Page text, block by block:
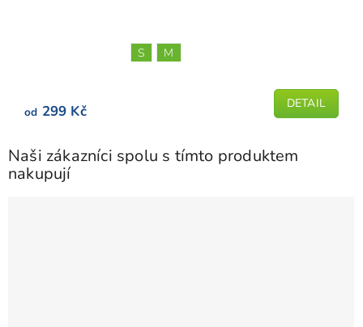
od 299 Kč DETAIL
S M
Naši zákazníci spolu s tímto produktem
nakupují